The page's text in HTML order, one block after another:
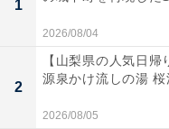
【縁起が良いとされる
・5円（ご縁がありま
・11円（いい縁があり
1
2026/08/04
2
【山梨県の人気日
源泉かけ流しの湯 桜
2026/08/05